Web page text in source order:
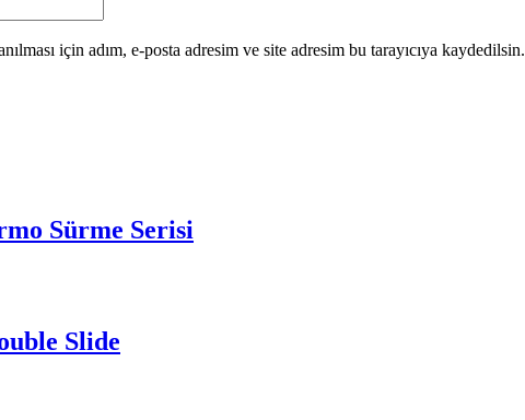
için adım, e-posta adresim ve site adresim bu tarayıcıya kaydedilsin.
Sürme Serisi
Slide